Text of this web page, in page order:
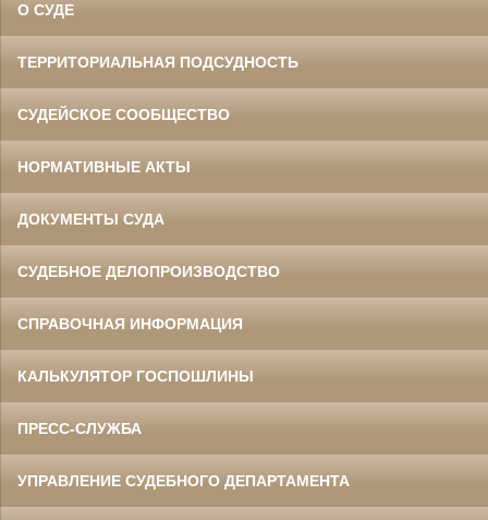
О СУДЕ
ТЕРРИТОРИАЛЬНАЯ ПОДСУДНОСТЬ
СУДЕЙСКОЕ СООБЩЕСТВО
НОРМАТИВНЫЕ АКТЫ
ДОКУМЕНТЫ СУДА
СУДЕБНОЕ ДЕЛОПРОИЗВОДСТВО
СПРАВОЧНАЯ ИНФОРМАЦИЯ
КАЛЬКУЛЯТОР ГОСПОШЛИНЫ
ПРЕСС-СЛУЖБА
УПРАВЛЕНИЕ СУДЕБНОГО ДЕПАРТАМЕНТА